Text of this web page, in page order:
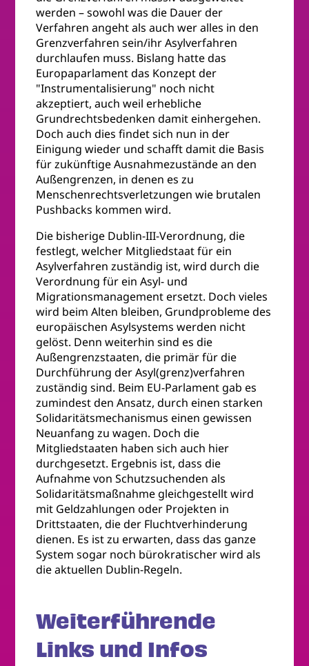
werden – sowohl was die Dauer der
Verfahren angeht als auch wer alles in den
Grenzverfahren sein/ihr Asylverfahren
durchlaufen muss. Bislang hatte das
Europaparlament das Konzept der
"Instrumentalisierung" noch nicht
akzeptiert, auch weil erhebliche
Grundrechtsbedenken damit einhergehen.
Doch auch dies findet sich nun in der
Einigung wieder und schafft damit die Basis
für zukünftige Ausnahmezustände an den
Außengrenzen, in denen es zu
Menschenrechtsverletzungen wie brutalen
Pushbacks kommen wird.
Die bisherige Dublin-III-Verordnung, die
festlegt, welcher Mitgliedstaat für ein
Asylverfahren zuständig ist, wird durch die
Verordnung für ein Asyl- und
Migrationsmanagement ersetzt. Doch vieles
wird beim Alten bleiben, Grundprobleme des
europäischen Asylsystems werden nicht
gelöst. Denn weiterhin sind es die
Außengrenzstaaten, die primär für die
Durchführung der Asyl(grenz)verfahren
zuständig sind. Beim EU-Parlament gab es
zumindest den Ansatz, durch einen starken
Solidaritätsmechanismus einen gewissen
Neuanfang zu wagen. Doch die
Mitgliedstaaten haben sich auch hier
durchgesetzt. Ergebnis ist, dass die
Aufnahme von Schutzsuchenden als
Solidaritätsmaßnahme gleichgestellt wird
mit Geldzahlungen oder Projekten in
Drittstaaten, die der Fluchtverhinderung
dienen. Es ist zu erwarten, dass das ganze
System sogar noch bürokratischer wird als
die aktuellen Dublin-Regeln.
Weiterführende
Links und Infos